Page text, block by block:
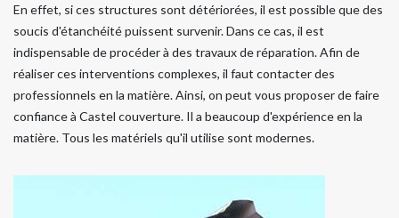
En effet, si ces structures sont détériorées, il est possible que des
soucis d'étanchéité puissent survenir. Dans ce cas, il est
indispensable de procéder à des travaux de réparation. Afin de
réaliser ces interventions complexes, il faut contacter des
professionnels en la matière. Ainsi, on peut vous proposer de faire
confiance à Castel couverture. Il a beaucoup d'expérience en la
matière. Tous les matériels qu'il utilise sont modernes.